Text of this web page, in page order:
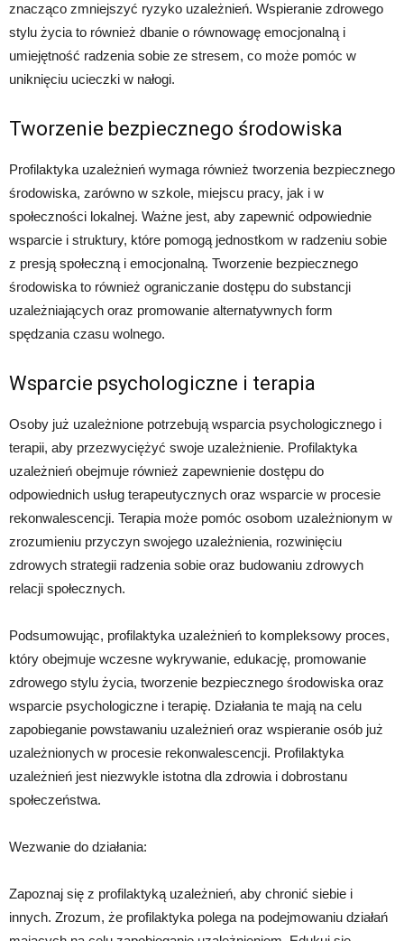
znacząco zmniejszyć ryzyko uzależnień. Wspieranie zdrowego
stylu życia to również dbanie o równowagę emocjonalną i
umiejętność radzenia sobie ze stresem, co może pomóc w
uniknięciu ucieczki w nałogi.
Tworzenie bezpiecznego środowiska
Profilaktyka uzależnień wymaga również tworzenia bezpiecznego
środowiska, zarówno w szkole, miejscu pracy, jak i w
społeczności lokalnej. Ważne jest, aby zapewnić odpowiednie
wsparcie i struktury, które pomogą jednostkom w radzeniu sobie
z presją społeczną i emocjonalną. Tworzenie bezpiecznego
środowiska to również ograniczanie dostępu do substancji
uzależniających oraz promowanie alternatywnych form
spędzania czasu wolnego.
Wsparcie psychologiczne i terapia
Osoby już uzależnione potrzebują wsparcia psychologicznego i
terapii, aby przezwyciężyć swoje uzależnienie. Profilaktyka
uzależnień obejmuje również zapewnienie dostępu do
odpowiednich usług terapeutycznych oraz wsparcie w procesie
rekonwalescencji. Terapia może pomóc osobom uzależnionym w
zrozumieniu przyczyn swojego uzależnienia, rozwinięciu
zdrowych strategii radzenia sobie oraz budowaniu zdrowych
relacji społecznych.
Podsumowując, profilaktyka uzależnień to kompleksowy proces,
który obejmuje wczesne wykrywanie, edukację, promowanie
zdrowego stylu życia, tworzenie bezpiecznego środowiska oraz
wsparcie psychologiczne i terapię. Działania te mają na celu
zapobieganie powstawaniu uzależnień oraz wspieranie osób już
uzależnionych w procesie rekonwalescencji. Profilaktyka
uzależnień jest niezwykle istotna dla zdrowia i dobrostanu
społeczeństwa.
Wezwanie do działania:
Zapoznaj się z profilaktyką uzależnień, aby chronić siebie i
innych. Zrozum, że profilaktyka polega na podejmowaniu działań